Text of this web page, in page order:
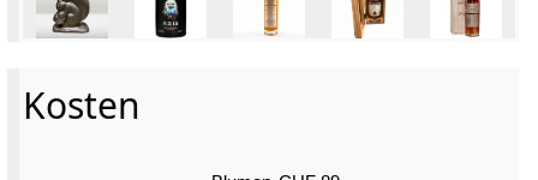
Kosten